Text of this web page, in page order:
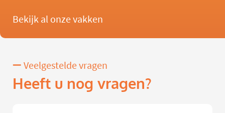
Bekijk al onze vakken
Veelgestelde vragen
Heeft u nog vragen?